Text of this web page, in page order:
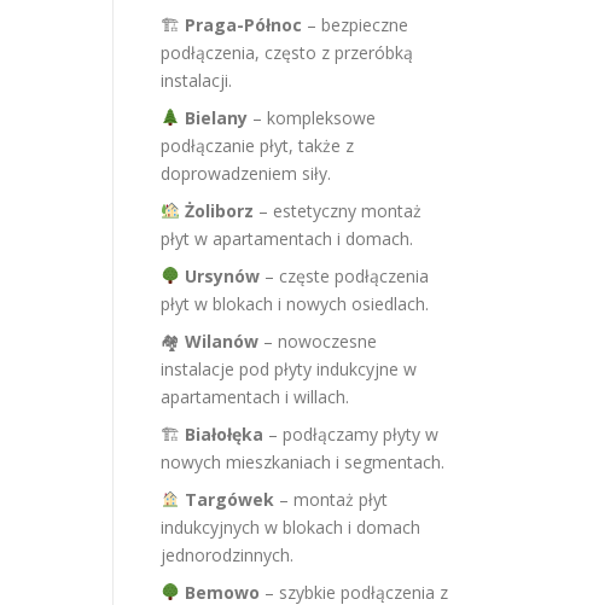
🏗 Praga-Północ – bezpieczne
podłączenia, często z przeróbką
instalacji.
Bielany– kompleksowe
podłączanie płyt, także z
doprowadzeniem siły.
Żoliborz – estetyczny montaż
płyt w apartamentach i domach.
Ursynów– częste podłączenia
płyt w blokach i nowych osiedlach.
🏘 Wilanów – nowoczesne
instalacje pod płyty indukcyjne w
apartamentach i willach.
🏗 Białołęka – podłączamy płyty w
nowych mieszkaniach i segmentach.
Targówek– montaż płyt
indukcyjnych w blokach i domach
jednorodzinnych.
Bemowo – szybkie podłączenia z